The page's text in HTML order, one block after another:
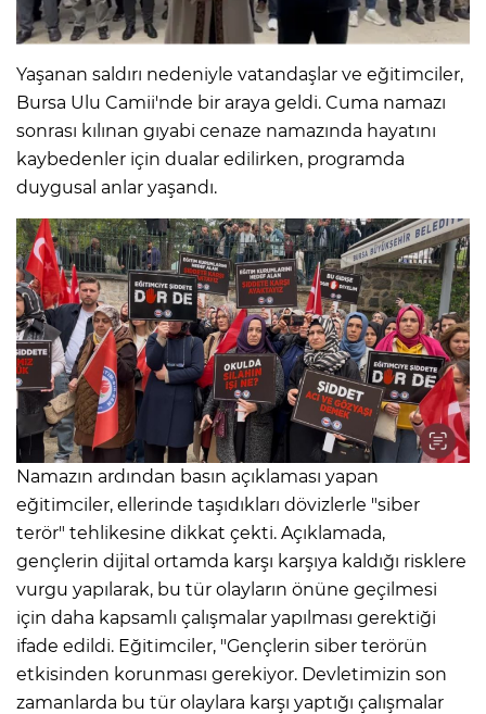
Yaşanan saldırı nedeniyle vatandaşlar ve eğitimciler,
Bursa Ulu Camii'nde bir araya geldi. Cuma namazı
sonrası kılınan gıyabi cenaze namazında hayatını
kaybedenler için dualar edilirken, programda
duygusal anlar yaşandı.
Namazın ardından basın açıklaması yapan
eğitimciler, ellerinde taşıdıkları dövizlerle "siber
terör" tehlikesine dikkat çekti. Açıklamada,
gençlerin dijital ortamda karşı karşıya kaldığı risklere
vurgu yapılarak, bu tür olayların önüne geçilmesi
için daha kapsamlı çalışmalar yapılması gerektiği
ifade edildi. Eğitimciler, "Gençlerin siber terörün
etkisinden korunması gerekiyor. Devletimizin son
zamanlarda bu tür olaylara karşı yaptığı çalışmalar